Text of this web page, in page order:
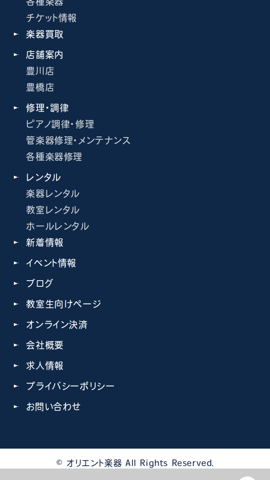
チケット情報
楽器買取
店舗案内
豊川店
豊橋店
修理・調律
ピアノ調律・修理
管楽器修理・メンテナンス
各種楽器修理
レンタル
楽器レンタル
教室レンタル
ホールレンタル
新着情報
イベント情報
ブログ
教室生向けページ
オンライン決済
会社概要
求人情報
プライバシーポリシー
お問い合わせ
© オリエント楽器 All Rights Reserved.